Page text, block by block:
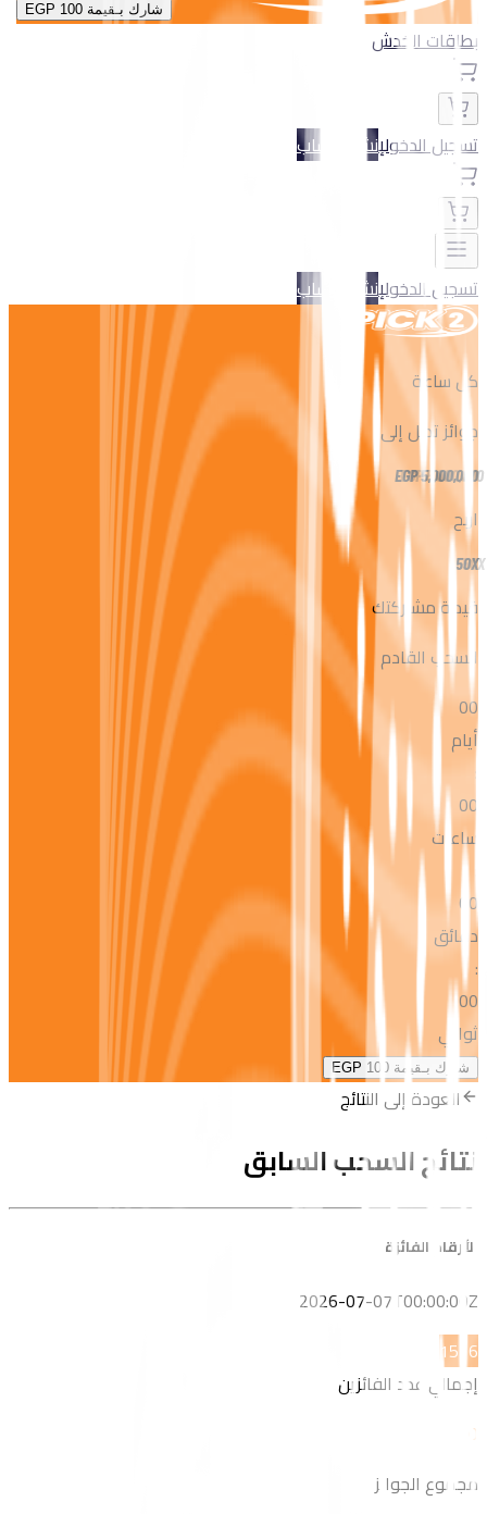
شارك بـقيمة EGP 100
بطاقات الخدش
تسجيل الدخولإنشاء حساب
تسجيل الدخولإنشاء حساب
كل ساعة
جوائز تصل إلى
EGP5,000,000
اربح
50X
قيمة مشاركتك
السحب القادم
00
أيام
00
ساعات
00
دقائق
:
00
ثواني
شارك بـقيمة EGP 100
العودة إلى النتائج
نتائج السحب السابق
الأرقام الفائزة
2026-07-07T00:00:00Z
15 16
إجمالي عدد الفائزين
0
مجموع الجوائز